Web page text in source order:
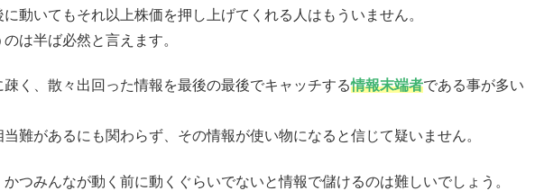
動いてもそれ以上株価を押し上げてくれる人はもういません。
は半ば必然と言えます。
く、散々出回った情報を最後の最後でキャッチする情報末端者である事が多い
難があるにも関わらず、その情報が使い物になると信じて疑いません。
つみんなが動く前に動くぐらいでないと情報で儲けるのは難しいでしょう。